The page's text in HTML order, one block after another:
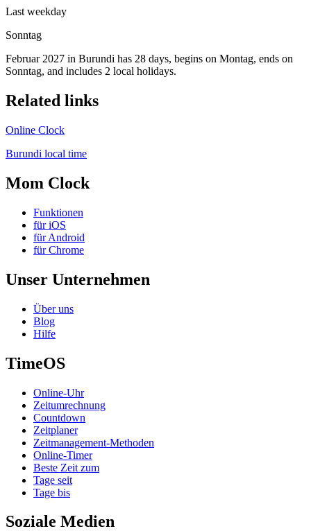
Last weekday
Sonntag
Februar 2027 in Burundi has 28 days, begins on Montag, ends on
Sonntag, and includes 2 local holidays.
Related links
Online Clock
Burundi local time
Mom Clock
Funktionen
für iOS
für Android
für Chrome
Unser Unternehmen
Über uns
Blog
Hilfe
TimeOS
Online-Uhr
Zeitumrechnung
Countdown
Zeitplaner
Zeitmanagement-Methoden
Online-Timer
Beste Zeit zum
Tage seit
Tage bis
Soziale Medien